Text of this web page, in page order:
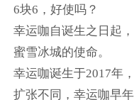
6块6，好使吗？
幸运咖自诞生之日起
蜜雪冰城的使命。
幸运咖诞生于2017年
扩张不同，幸运咖早